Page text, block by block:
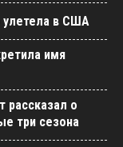
улетела в США
имя
рассказал о
три сезона